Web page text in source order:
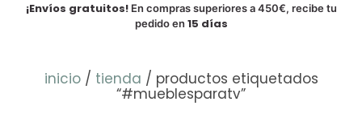
¡Envíos gratuitos!En compras superiores a 450€, recibe tu
pedido en 15 días
inicio/ tienda / productos etiquetados
“#mueblesparatv”